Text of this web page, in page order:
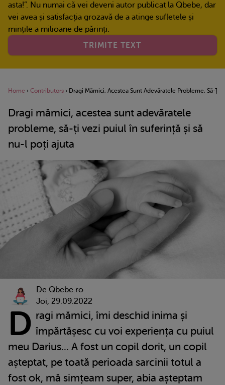
asta!”. Nu numai că vei deveni autor publicat la Qbebe, dar
vei avea și satisfacția grozavă de a atinge sufletele și
mințile a milioane de părinți.
TRIMITE TEXT
Home › Contributors › Dragi Mămici, Acestea Sunt Adevăratele Probleme, Să-Ți
Dragi mămici, acestea sunt adevăratele
probleme, să-ți vezi puiul în suferință și să
nu-l poți ajuta
De Qbebe.ro
Joi, 29.09.2022
D ragi mămici, îmi deschid inima și
împărtășesc cu voi experiența cu puiul
meu Darius... A fost un copil dorit, un copil
așteptat, pe toată perioada sarcinii totul a
fost ok, mă simțeam super, abia așteptam